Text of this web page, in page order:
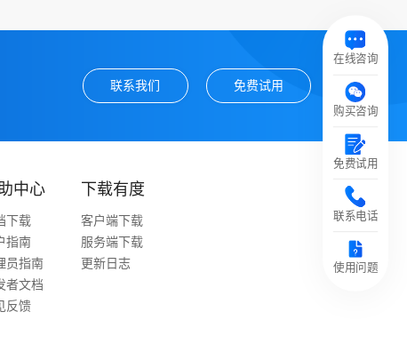
联系我们 免费试用
在线咨询
购买咨询
免费试用
联系电话
使用问题
中心
下载
指南
员指南
者文档
反馈
下载有度
客户端下载
服务端下载
更新日志